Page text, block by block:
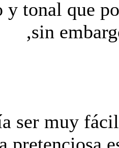
tonal que
,sin
ser muy